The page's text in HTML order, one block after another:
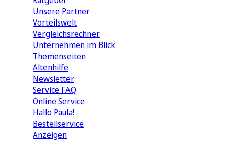
Unsere Partner
Vorteilswelt
Vergleichsrechner
Unternehmen im Blick
Themenseiten
Altenhilfe
Newsletter
Service FAQ
Online Service
Hallo Paula!
Bestellservice
Anzeigen